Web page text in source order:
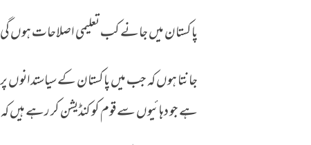
پاکستان میں جانے کب تعلیمی اصلاحات ہوں
جانتا ہوں کہ جب میں پاکستان کے سیاستدانوں پر
ہے جو دہائیوں سے قوم کو کنڈیشن کر رہے